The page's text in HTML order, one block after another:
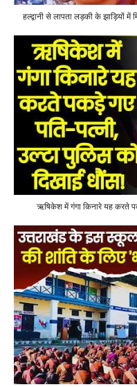
हल्द्वानी से लापता लड़की के
ऋषिकेश में गंगा किनारे यह करते